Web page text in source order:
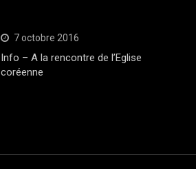
7 octobre 2016
Info – A la rencontre de l’Eglise
coréenne